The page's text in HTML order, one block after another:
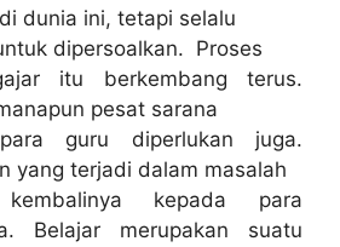
dunia ini, tetapi selalu
dipersoalkan. Proses
itu berkembang terus.
pesat sarana
guru diperlukan juga.
yang terjadi dalam masalah
kembalinya kepada para
Belajar merupakan suatu